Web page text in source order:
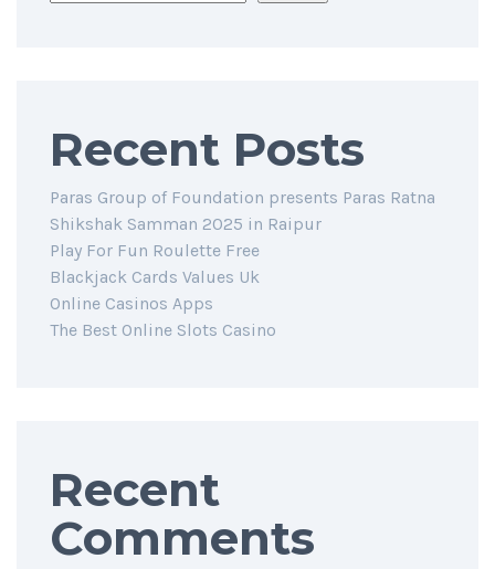
Recent Posts
Paras Group of Foundation presents Paras Ratna
Shikshak Samman 2025 in Raipur
Play For Fun Roulette Free
Blackjack Cards Values Uk
Online Casinos Apps
The Best Online Slots Casino
Recent
Comments